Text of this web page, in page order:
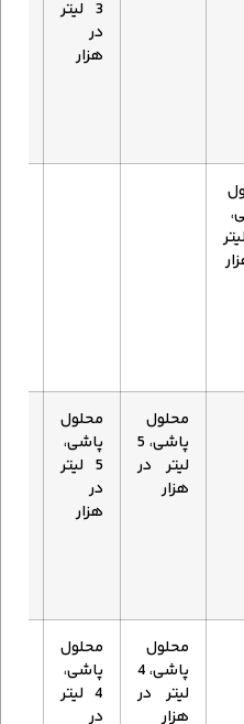
3 لیتر
در
هزار
محلول
پاشی، 5
لیتر در
هزار
محلول
پاشی،
5 لیتر
در
هزار
محلول
پاشی، 4
لیتر در
هزار
محلول
پاشی،
4 لیتر
در